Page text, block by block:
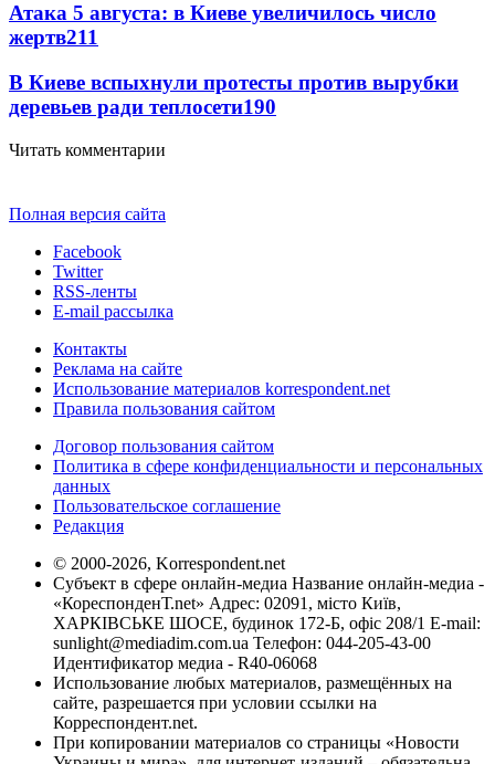
Атака 5 августа: в Киеве увеличилось число
жертв211
В Киеве вспыхнули протесты против вырубки
деревьев ради теплосети190
Читать комментарии
Полная версия сайта
Facebook
Twitter
RSS-ленты
E-mail рассылка
Контакты
Реклама на сайте
Использование материалов korrespondent.net
Правила пользования сайтом
Договор пользования сайтом
Политика в сфере конфиденциальности и персональных
данных
Пользовательское соглашение
Редакция
© 2000-2026, Korrespondent.net
Субъект в сфере онлайн-медиа Название онлайн-медиа -
«КореспонденТ.net» Адрес: 02091, місто Київ,
ХАРКІВСЬКЕ ШОСЕ, будинок 172-Б, офіс 208/1 E-mail:
sunlight@mediadim.com.ua Телефон: 044-205-43-00
Идентификатор медиа - R40-06068
Использование любых материалов, размещённых на
сайте, разрешается при условии ссылки на
Корреспондент.net.
При копировании материалов со страницы «Новости